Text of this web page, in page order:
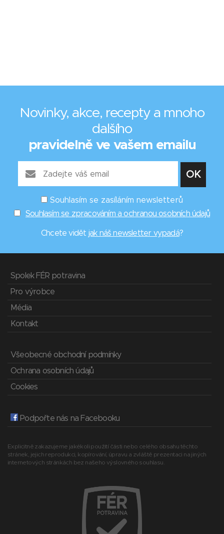
Novinky, akce, recepty a mnoho
dalšího
pravidelně ve vašem emailu
Souhlasím se zasíláním newsletterů
Souhlasím se zpracováním a ochranou osobních údajů
Chcete vidět jak náš newsletter vypadá?
Spolek FÉR potravina
Pro výrobce
Média
Kontakt
Všeobecné obchodní podmínky
Ochrana osobních údajů
Cookies
Podpořte nás na Facebooku
Explicitně zakazujeme jakékoli použití části nebo celého obsahu těchto
stránek, jejich reprodukci, kopírování, úpravu a zvláště prezentaci na jiných
internetových stránkách bez našeho výslovného souhlasu.